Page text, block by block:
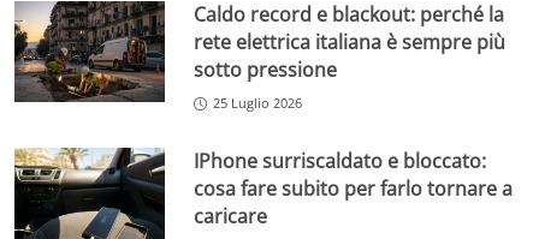
Caldo record e blackout: perché la
rete elettrica italiana è sempre più
sotto pressione
25 Luglio 2026
IPhone surriscaldato e bloccato:
cosa fare subito per farlo tornare a
caricare